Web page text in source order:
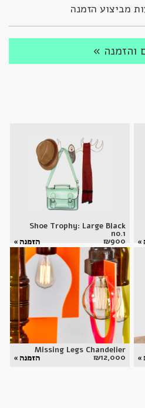
והזמנה »
»
Shoe Trophy: Large Black
no.1
₪900 הזמנה »
»
Missing Legs Chandelier
₪12,000 הזמנה »